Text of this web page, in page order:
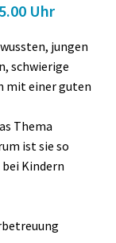
Uhr
jungen
schwierige
mit einer guten
Thema
ist sie so
Kindern